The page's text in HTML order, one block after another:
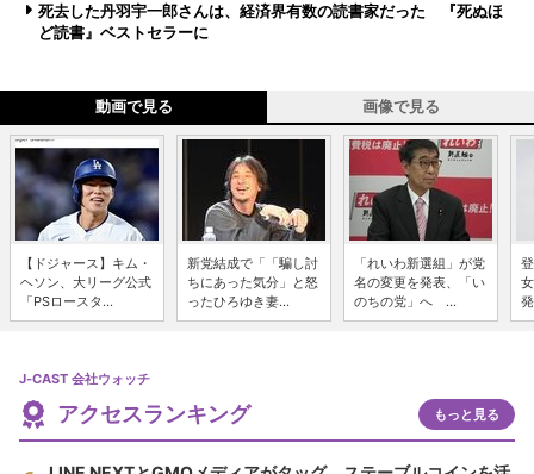
死去した丹羽宇一郎さんは、経済界有数の読書家だった 『死ぬほ
ど読書』ベストセラーに
動画で見る 画像で見る
【ドジャース】キム・
ヘソン、大リーグ公式
「PSロースタ...
新党結成で「「騙し討
ちにあった気分」と怒
ったひろゆき妻...
「れいわ新選組」が党
名の変更を発表、「い
のちの党」へ ...
J-CAST 会社ウォッチ
アクセスランキング もっと見る